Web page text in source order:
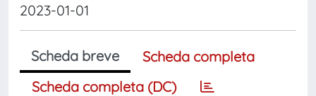
2023-01-01
Scheda breve
Scheda completa
Scheda completa (DC)